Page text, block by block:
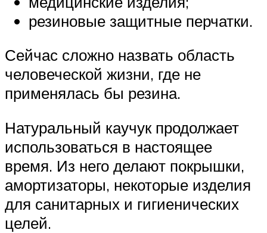
резиновые защитные перчатки.
Сейчас сложно назвать область
человеческой жизни, где не
применялась бы резина.
Натуральный каучук продолжает
использоваться в настоящее
время. Из него делают покрышки,
амортизаторы, некоторые изделия
для санитарных и гигиенических
целей.